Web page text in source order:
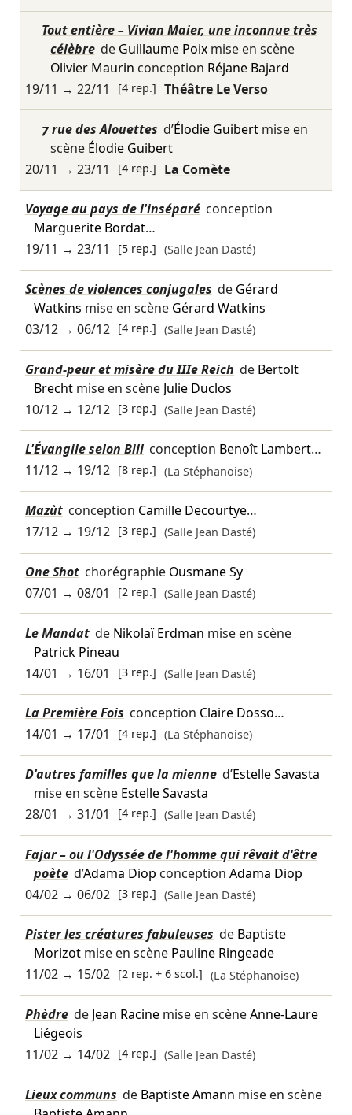
Tout entière – Vivian Maier, une inconnue très
célèbre de Guillaume Poixmise en scène
Olivier Maurin conception Réjane Bajard
19/11 → 22/11 [4 rep.] Théâtre Le Verso
7 rue des Alouettes d’Élodie Guibertmise en
scène Élodie Guibert
20/11 → 23/11 [4 rep.] La Comète
Voyage au pays de l'inséparé conception
Marguerite Bordat…
19/11 → 23/11 [5 rep.] (Salle Jean Dasté)
Scènes de violences conjugales de Gérard
Watkins mise en scène Gérard Watkins
03/12→ 06/12 [4 rep.] (Salle Jean Dasté)
Grand-peur et misère du IIIe Reich de Bertolt
Brechtmise en scène Julie Duclos
10/12→ 12/12 [3 rep.] (Salle Jean Dasté)
L'Évangile selon Bill conception Benoît Lambert…
11/12→ 19/12 [8 rep.] (La Stéphanoise)
Mazùt conception Camille Decourtye…
17/12→ 19/12 [3 rep.] (Salle Jean Dasté)
One Shot chorégraphie Ousmane Sy
07/01 → 08/01 [2 rep.] (Salle Jean Dasté)
Le Mandat de Nikolaï Erdman mise en scène
Patrick Pineau
14/01 → 16/01 [3 rep.] (Salle Jean Dasté)
La Première Fois conception Claire Dosso…
14/01 → 17/01 [4 rep.] (La Stéphanoise)
D'autres familles que la mienne d’Estelle Savasta
mise en scène Estelle Savasta
28/01 → 31/01 [4 rep.] (Salle Jean Dasté)
Fajar – ou l'Odyssée de l'homme qui rêvait d'être
poète d’Adama Diop conception Adama Diop
04/02→ 06/02 [3 rep.] (Salle Jean Dasté)
Pister les créatures fabuleuses de Baptiste
Morizotmise en scène Pauline Ringeade
11/02→ 15/02 [2 rep. + 6 scol.] (La Stéphanoise)
Phèdre de Jean Racinemise en scèneAnne-Laure
Liégeois
11/02→ 14/02 [4 rep.] (Salle Jean Dasté)
Lieux communs de Baptiste Amann mise en scène